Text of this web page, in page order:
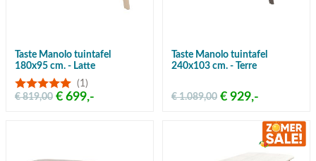
Taste Manolo tuintafel
180x95 cm. - Latte
(1)
€ 699,-
€ 819,00
Taste Manolo tuintafel
240x103 cm. - Terre
€ 929,-
€ 1.089,00